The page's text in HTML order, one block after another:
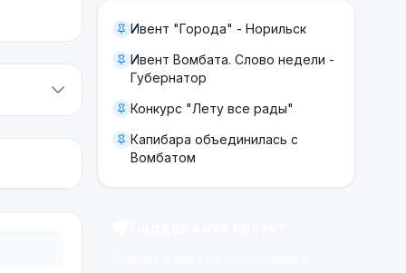
Ивент "Города" - Норильск
Ивент Вомбата. Слово недели -
Губернатор
Конкурс "Лету все рады"
Капибара объединилась с
Вомбатом